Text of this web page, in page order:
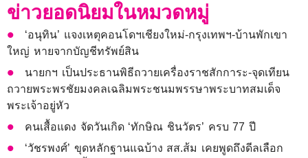
ข่าวยอดนิยมในหมวดหมู่
‘อนุทิน’ แจงเหตุคอนโดฯเชียงใหม่-กรุงเทพฯ-บ้านพักเขา
ใหญ่ หายจากบัญชีทรัพย์สิน
นายกฯ เป็นประธานพิธีถวายเครื่องราชสักการะ-จุดเทียน
ถวายพระพรชัยมงคลเฉลิมพระชนมพรรษาพระบาทสมเด็จ
พระเจ้าอยู่หัว
คนเสื้อแดง จัดวันเกิด ‘ทักษิณ ชินวัตร’ ครบ 77 ปี
‘วัชรพงศ์’ ขุดหลักฐานแฉบ้าง สส.ส้ม เคยพูดถึงดีลเลือก